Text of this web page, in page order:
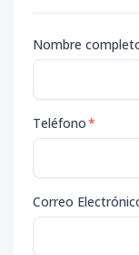
Nombre
Teléfono*
Correo